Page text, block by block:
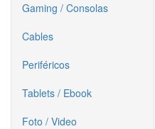
Gaming / Consolas
Cables
Periféricos
Tablets / Ebook
Foto / Video